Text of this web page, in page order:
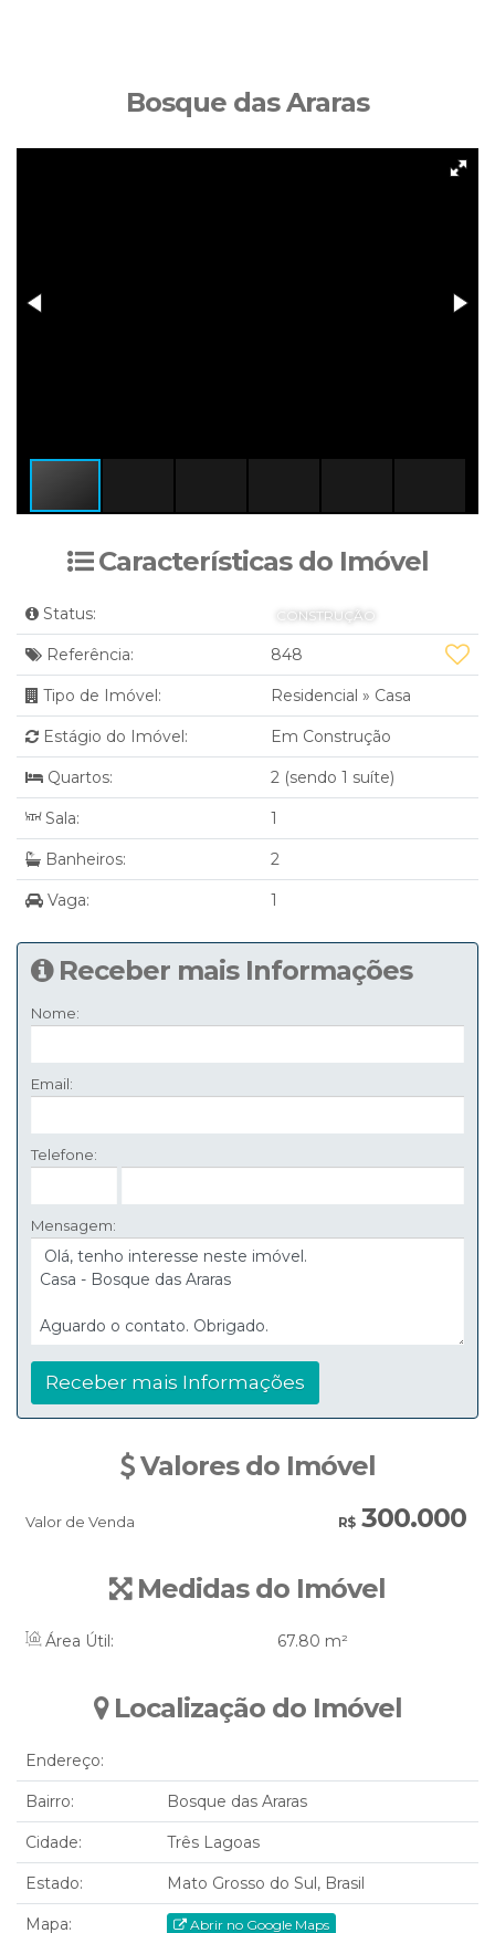
Bosque das Araras
Características do Imóvel
Status: CONSTRUÇÃO
Referência: 848
Tipo de Imóvel: Residencial » Casa
Estágio do Imóvel: Em Construção
Quartos: 2 (sendo 1 suíte)
Sala: 1
Banheiros: 2
Vaga: 1
Receber mais Informações
Nome:
Email:
Telefone:
Mensagem:
Valores do Imóvel
R$300.000
Valor de Venda
Medidas do Imóvel
Área Útil: 67.80 m²
Localização do Imóvel
Endereço:
Bairro: Bosque das Araras
Cidade: Três Lagoas
Estado: Mato Grosso do Sul, Brasil
Mapa: Abrir no Google Maps